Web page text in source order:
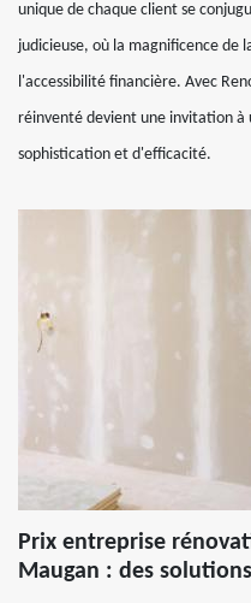
unique de chaque client se
judicieuse, où la magnificence de
l'accessibilité financière. Avec
réinventé devient une invitation
sophistication et d'efficacité.
Prix entreprise
Maugan : des